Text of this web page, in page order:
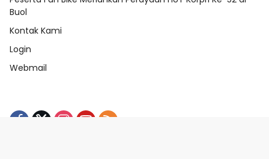
Peserta Fun Bike Meriahkan Perayaan HUT Korpri Ke-52 di
Kontak Kami
Login